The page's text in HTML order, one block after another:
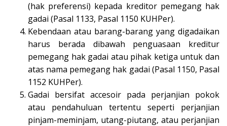
(hak preferensi) kepada kreditor pemegang hak
gadai (Pasal 1133, Pasal 1150 KUHPer).
Kebendaan atau barang-barang yang digadaikan
harus berada dibawah penguasaan kreditur
pemegang hak gadai atau pihak ketiga untuk dan
atas nama pemegang hak gadai (Pasal 1150, Pasal
1152 KUHPer).
Gadai bersifat accesoir pada perjanjian pokok
atau pendahuluan tertentu seperti perjanjian
pinjam-meminjam, utang-piutang, atau perjanjian